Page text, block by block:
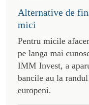
Alternative de
mici
Pentru micile
pe langa mai
IMM Invest, a
bancile au la
europeni.